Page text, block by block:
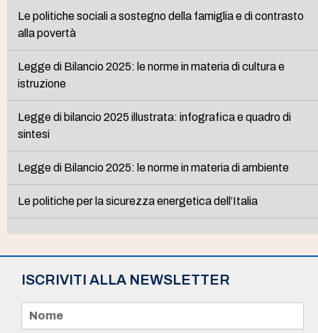
Le politiche sociali a sostegno della famiglia e di contrasto
alla povertà
Legge di Bilancio 2025: le norme in materia di cultura e
istruzione
Legge di bilancio 2025 illustrata: infografica e quadro di
sintesi
Legge di Bilancio 2025: le norme in materia di ambiente
Le politiche per la sicurezza energetica dell’Italia
ISCRIVITI ALLA NEWSLETTER
m